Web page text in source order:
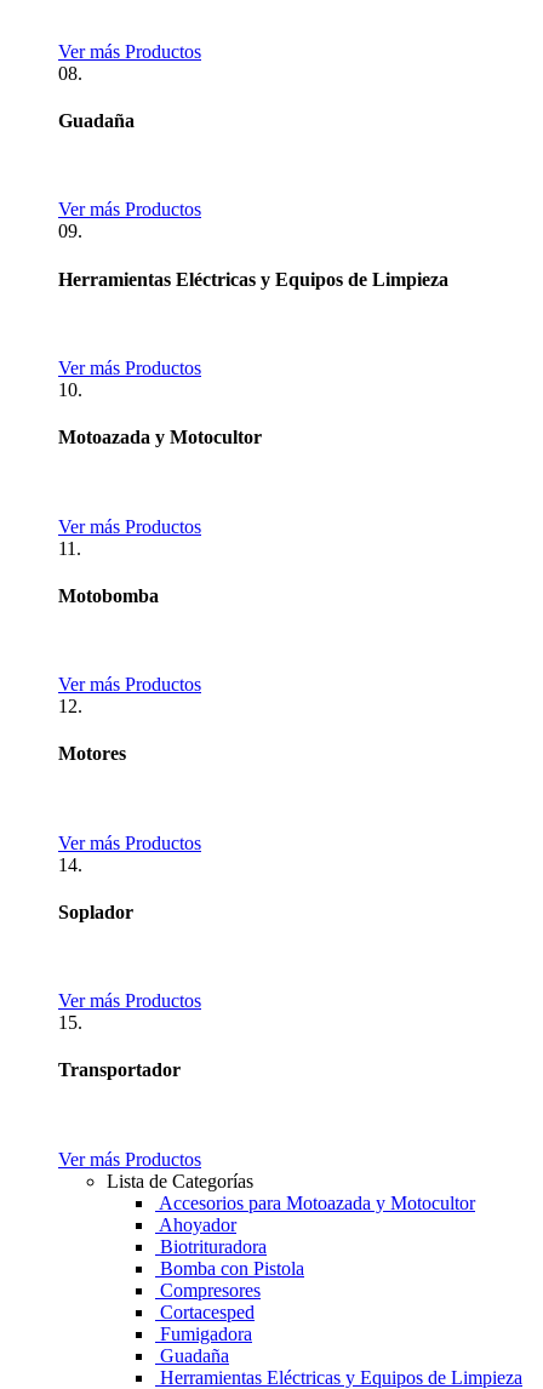
Ver más Productos
08.
Guadaña
Ver más Productos
09.
Herramientas Eléctricas y Equipos de Limpieza
Ver más Productos
10.
Motoazada y Motocultor
Ver más Productos
11.
Motobomba
Ver más Productos
12.
Motores
Ver más Productos
14.
Soplador
Ver más Productos
15.
Transportador
Ver más Productos
Lista de Categorías
Accesorios para Motoazada y Motocultor
Ahoyador
Biotrituradora
Bomba con Pistola
Compresores
Cortacesped
Fumigadora
Guadaña
Herramientas Eléctricas y Equipos de Limpieza